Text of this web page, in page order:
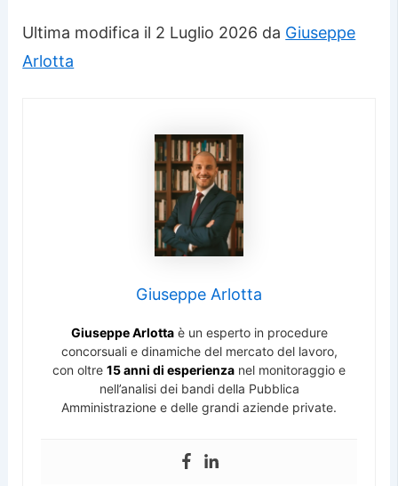
Ultima modifica il 2 Luglio 2026 da Giuseppe
Arlotta
Giuseppe Arlotta
Giuseppe Arlottaè un esperto in procedure
concorsuali e dinamiche del mercato del lavoro,
con oltre 15 anni di esperienza nel monitoraggio e
nell’analisi dei bandi della Pubblica
Amministrazione e delle grandi aziende private.